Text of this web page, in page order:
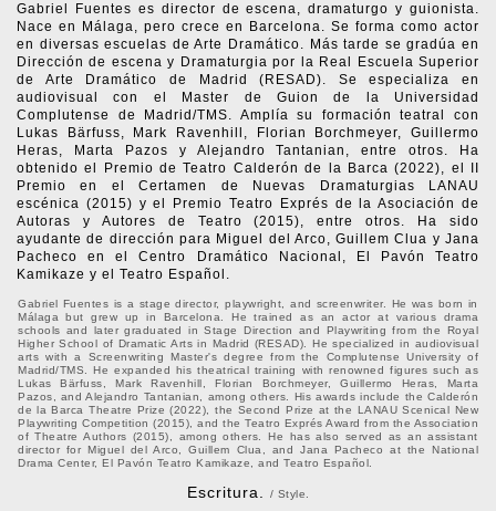
Gabriel Fuentes es director de escena, dramaturgo y guionista.
Nace en Málaga, pero crece en Barcelona. Se forma como actor
en diversas escuelas de Arte Dramático. Más tarde se gradúa en
Dirección de escena y Dramaturgia por la Real Escuela Superior
de Arte Dramático de Madrid (RESAD). Se especializa en
audiovisual con el Master de Guion de la Universidad
Complutense de Madrid/TMS. Amplía su formación teatral con
Lukas Bärfuss, Mark Ravenhill, Florian Borchmeyer, Guillermo
Heras, Marta Pazos y Alejandro Tantanian, entre otros. Ha
obtenido el Premio de Teatro Calderón de la Barca (2022), el II
Premio en el Certamen de Nuevas Dramaturgias LANAU
escénica (2015) y el Premio Teatro Exprés de la Asociación de
Autoras y Autores de Teatro (2015), entre otros. Ha sido
ayudante de dirección para Miguel del Arco, Guillem Clua y Jana
Pacheco en el Centro Dramático Nacional, El Pavón Teatro
Kamikaze y el Teatro Español.
Gabriel Fuentes is a stage director, playwright, and screenwriter. He was born in
Málaga but grew up in Barcelona. He trained as an actor at various drama
schools and later graduated in Stage Direction and Playwriting from the Royal
Higher School of Dramatic Arts in Madrid (RESAD). He specialized in audiovisual
arts with a Screenwriting Master's degree from the Complutense University of
Madrid/TMS. He expanded his theatrical training with renowned figures such as
Lukas Bärfuss, Mark Ravenhill, Florian Borchmeyer, Guillermo Heras, Marta
Pazos, and Alejandro Tantanian, among others. His awards include the Calderón
de la Barca Theatre Prize (2022), the Second Prize at the LANAU Scenical New
Playwriting Competition (2015), and the Teatro Exprés Award from the Association
of Theatre Authors (2015), among others. He has also served as an assistant
director for Miguel del Arco, Guillem Clua, and Jana Pacheco at the National
Drama Center, El Pavón Teatro Kamikaze, and Teatro Español.
Escritura. / Style.